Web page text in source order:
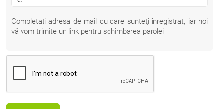
Completaţi adresa de mail cu care sunteţi înregistrat, iar noi
vă vom trimite un link pentru schimbarea parolei